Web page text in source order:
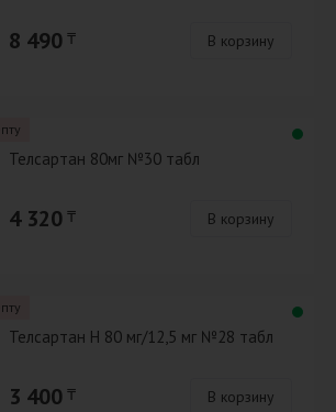
8 490 ₸ В корзину
Телсартан 80мг №30 табл
4 320 ₸ В корзину
Телсартан Н 80 мг/12,5 мг №28 табл
3 400 ₸ В корзину